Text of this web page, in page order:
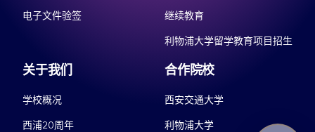
电子文件验签 继续教育
利物浦大学留学教育项目招生
关于我们
学校概况
西浦20周年
合作院校
西安交通大学
利物浦大学